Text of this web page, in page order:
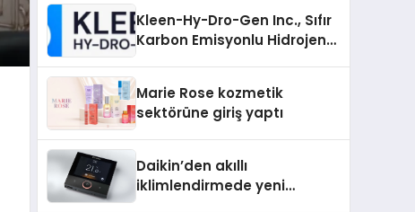
Kleen-Hy-Dro-Gen Inc., Sıfır
Karbon Emisyonlu Hidrojen
Aldı
Marie Rose kozmetik
sektörüne giriş yaptı
Daikin’den akıllı
iklimlendirmede yeni